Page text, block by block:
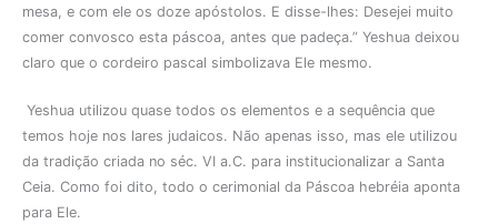
mesa, e com ele os doze apóstolos. E disse-lhes: Desejei muito
comer convosco esta páscoa, antes que padeça.” Yeshua deixou
claro que o cordeiro pascal simbolizava Ele mesmo.
Yeshua utilizou quase todos os elementos e a sequência que
temos hoje nos lares judaicos. Não apenas isso, mas ele utilizou
da tradição criada no séc. VI a.C. para institucionalizar a Santa
Ceia. Como foi dito, todo o cerimonial da Páscoa hebréia aponta
para Ele.